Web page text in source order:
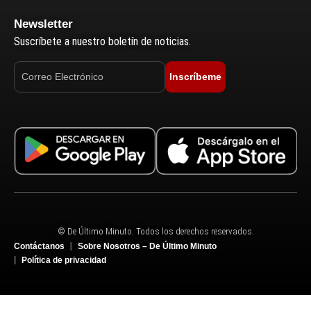
Newsletter
Suscríbete a nuestro boletín de noticias.
Inscríbeme
© De Último Minuto. Todos los derechos reservados.
Contáctanos
Sobre Nosotros – De Último Minuto
Política de privacidad